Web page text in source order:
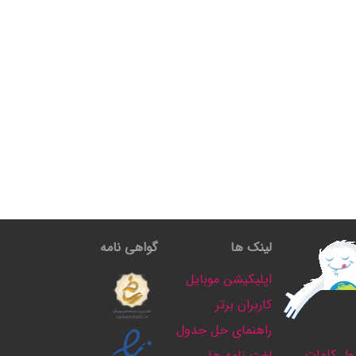
لینک ها
اپلیکیشن موبایل
کاربران برتر
راهنمای حل جدول
گواهی نامه